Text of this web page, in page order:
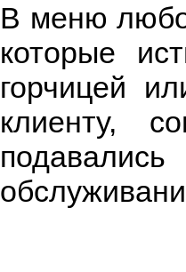
В меню
которые
горчицей
клиенту,